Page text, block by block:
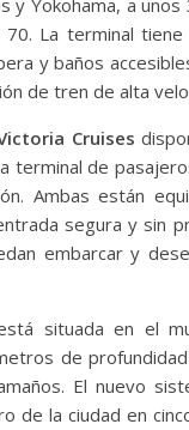
y Yokohama, a
La terminal
y baños
de tren de alta
Cruises
terminal de
Ambas están
segura y sin
embarcar y
situada en el
de
El nuevo
de la ciudad en